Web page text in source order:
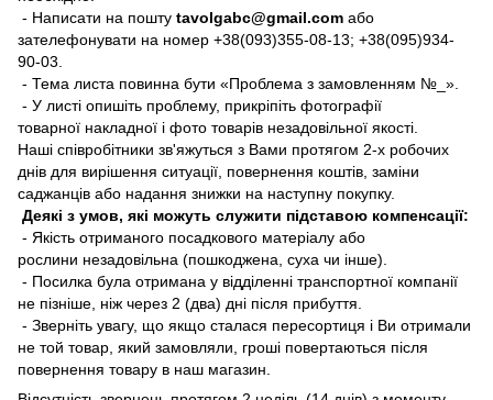
- Написати на пошту tavolgabc@gmail.com або
зателефонувати на номер +38(093)355-08-13; +38(095)934-
90-03.
- Тема листа повинна бути «Проблема з замовленням №_».
- У листі опишіть проблему, прикріпіть фотографії
товарної накладної і фото товарів незадовільної якості.
Наші співробітники зв'яжуться з Вами протягом 2-х робочих
днів для вирішення ситуації, повернення коштів, заміни
саджанців або надання знижки на наступну покупку.
Деякі з умов, які можуть служити підставою компенсації:
- Якість отриманого посадкового матеріалу або
рослини незадовільна (пошкоджена, суха чи інше).
- Посилка була отримана у відділенні транспортної компанії
не пізніше, ніж через 2 (два) дні після прибуття.
- Зверніть увагу, що якщо сталася пересортиця і Ви отримали
не той товар, який замовляли, гроші повертаються після
повернення товару в наш магазин.